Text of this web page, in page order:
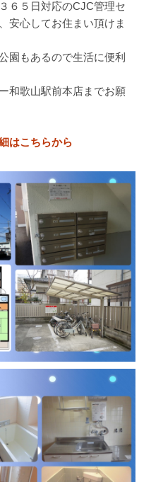
６５日対応のCJC管理セ
安心してお住まい頂けま
園もあるので生活に便利
和歌山駅前本店までお願
はこちらから